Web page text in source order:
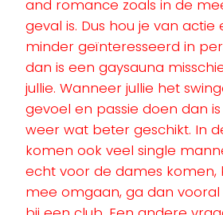
and romance zoals in de
geval is. Dus hou je van
minder geïnteresseerd in
dan is een gaysauna
jullie. Wanneer jullie het
gevoel en passie doen dan
weer wat beter geschikt. In
komen ook veel single
echt voor de dames komen,
mee omgaan, ga dan